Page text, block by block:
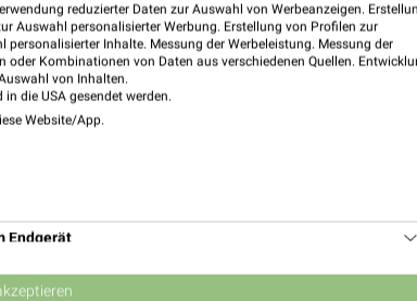
reduzierter Daten zur Auswahl von Werbeanzeigen.
Auswahl personalisierter Werbung. Erstellung von Profilen zur
Inhalte. Messung der Werbeleistung. Messung der
Kombinationen von Daten aus verschiedenen Quellen.
von Inhalten.
die USA gesendet werden.
Website/App.
Endgerät